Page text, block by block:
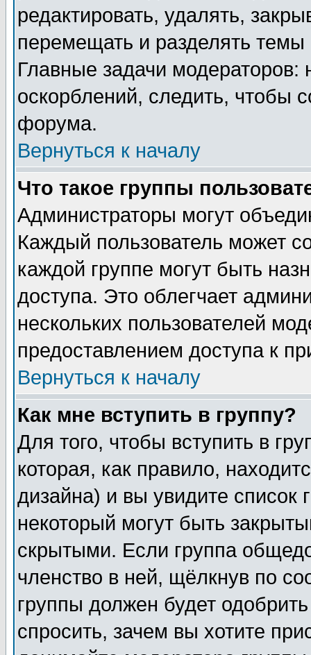
редактировать, удалять,
перемещать и разделять
Главные задачи
оскорблений, следить, чтобы
форума.
Вернуться к началу
Что такое группы
Администраторы могут
Каждый пользователь может
каждой группе могут быть
доступа. Это облегчает
нескольких пользователей
предоставлением доступа к
Вернуться к началу
Как мне вступить в группу?
Для того, чтобы вступить в
которая, как правило,
дизайна) и вы увидите список
некоторый могут быть
скрытыми. Если группа
членство в ней, щёлкнув по
группы должен будет
спросить, зачем вы хотите